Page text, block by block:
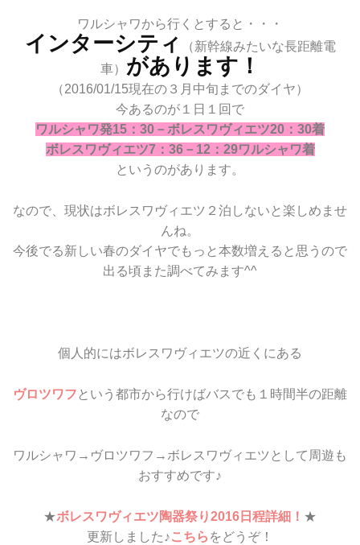
ワルシャワから行くとすると・・・
インターシティ
（新幹線みたいな長距離電
車） があります！
（2016/01/15現在の３月中旬までのダイヤ）
今あるのが１日１回で
ワルシャワ発15：30－ボレスワヴィエツ20：30着
ボレスワヴィエツ7：36－12：29ワルシャワ着
というのがあります。
なので、現状はボレスワヴィエツ２泊しないと楽しめませ
んね。
今後でる新しい春のダイヤでもっと本数増えると思うので
出る頃また調べてみます^^
個人的にはボレスワヴィエツの近くにある
ヴロツワフ という都市から行けばバスでも１時間半の距離
なので
ワルシャワ→ヴロツワフ→ボレスワヴィエツとして周遊も
おすすめです♪
★ボレスワヴィエツ陶器祭り2016日程詳細！ ★
更新しました♪こちら をどうぞ！